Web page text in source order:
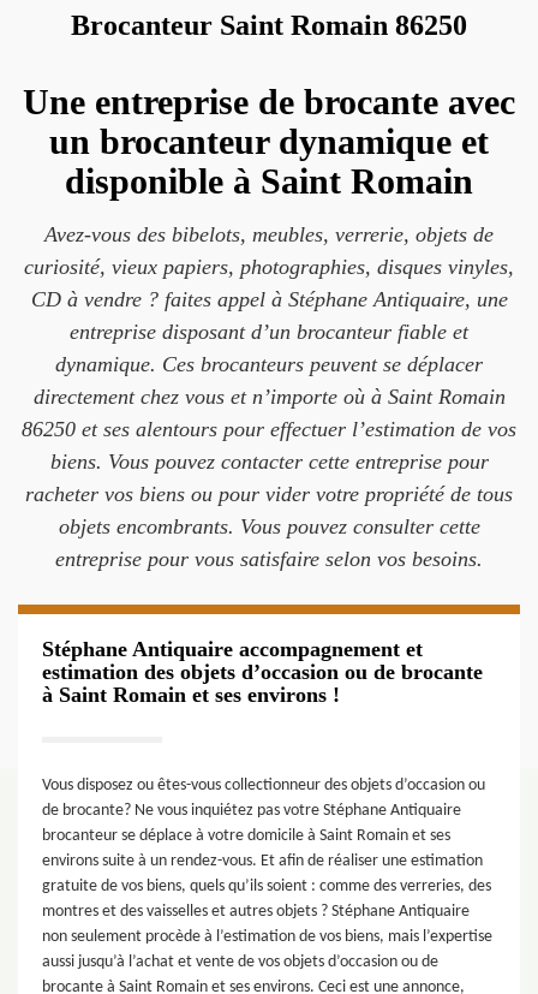
Brocanteur Saint Romain 86250
Une entreprise de brocante avec
un brocanteur dynamique et
disponible à Saint Romain
Avez-vous des bibelots, meubles, verrerie, objets de
curiosité, vieux papiers, photographies, disques vinyles,
CD à vendre ? faites appel à Stéphane Antiquaire, une
entreprise disposant d’un brocanteur fiable et
dynamique. Ces brocanteurs peuvent se déplacer
directement chez vous et n’importe où à Saint Romain
86250 et ses alentours pour effectuer l’estimation de vos
biens. Vous pouvez contacter cette entreprise pour
racheter vos biens ou pour vider votre propriété de tous
objets encombrants. Vous pouvez consulter cette
entreprise pour vous satisfaire selon vos besoins.
Stéphane Antiquaire accompagnement et
estimation des objets d’occasion ou de brocante
à Saint Romain et ses environs !
Vous disposez ou êtes-vous collectionneur des objets d’occasion ou
de brocante? Ne vous inquiétez pas votre Stéphane Antiquaire
brocanteur se déplace à votre domicile à Saint Romain et ses
environs suite à un rendez-vous. Et afin de réaliser une estimation
gratuite de vos biens, quels qu’ils soient : comme des verreries, des
montres et des vaisselles et autres objets ? Stéphane Antiquaire
non seulement procède à l’estimation de vos biens, mais l’expertise
aussi jusqu’à l’achat et vente de vos objets d’occasion ou de
brocante à Saint Romain et ses environs. Ceci est une annonce,